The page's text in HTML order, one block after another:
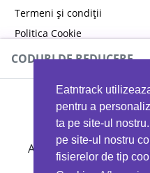
Eatntrack
pentru a
ta pe site-ul
pe site-ul nostru
fisierelor de tip
Termeni și condiții
Politica Cookie
Politica de confidențialitate
CODURI DE REDUCERE
Ai 40%reducere la